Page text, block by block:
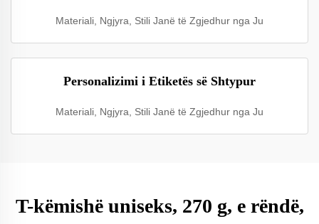
Materiali, Ngjyra, Stili Janë të Zgjedhur nga Ju
Personalizimi i Etiketës së Shtypur
Materiali, Ngjyra, Stili Janë të Zgjedhur nga Ju
T-këmishë uniseks, 270 g, e rëndë,